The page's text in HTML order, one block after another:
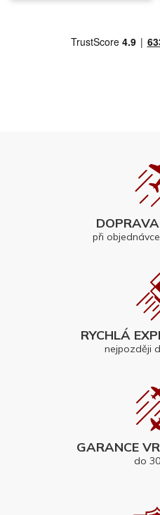
při
RYCHLÁ
nejpozději
GARANCE
do